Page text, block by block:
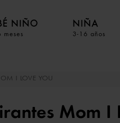
NIÑO
meses
NIÑA
3-16 años
I LOVE YOU
Mom I